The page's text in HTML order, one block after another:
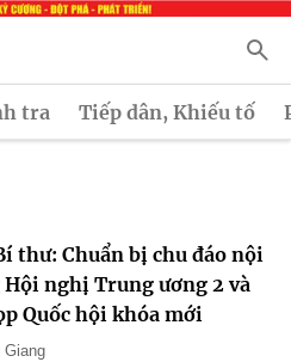
tra Tiếp dân, Khiếu tố
thư: Chuẩn bị chu đáo nội
Hội nghị Trung ương 2 và
Quốc hội khóa mới
Giang